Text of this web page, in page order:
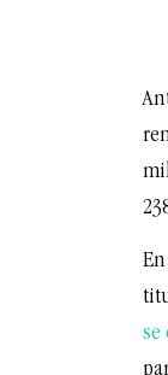
se